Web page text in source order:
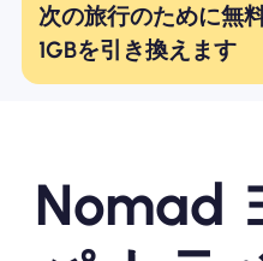
次の旅行のために無
1GBを引き換えます
Nomad